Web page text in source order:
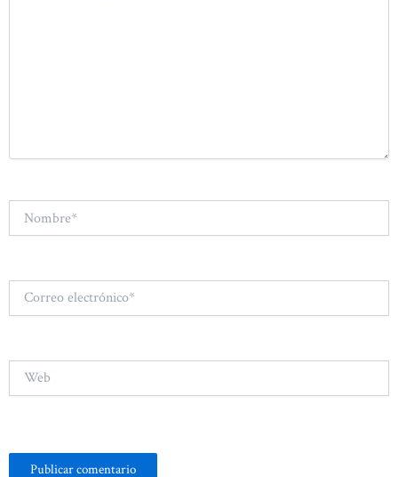
Correo
electrónico*
Web